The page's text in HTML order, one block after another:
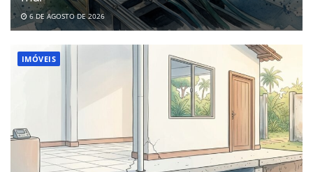
6 DE AGOSTO DE 2026
IMÓVEIS